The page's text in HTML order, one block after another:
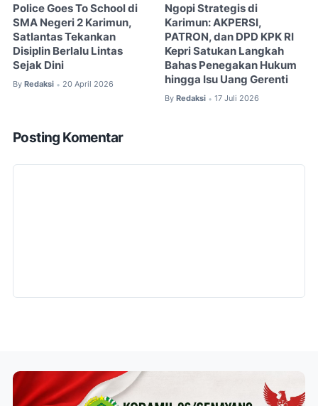
Police Goes To School di
SMA Negeri 2 Karimun,
Satlantas Tekankan
Disiplin Berlalu Lintas
Sejak Dini
By Redaksi • 20 April 2026
Ngopi Strategis di
Karimun: AKPERSI,
PATRON, dan DPD KPK RI
Kepri Satukan Langkah
Bahas Penegakan Hukum
hingga Isu Uang Gerenti
By Redaksi • 17 Juli 2026
Posting Komentar